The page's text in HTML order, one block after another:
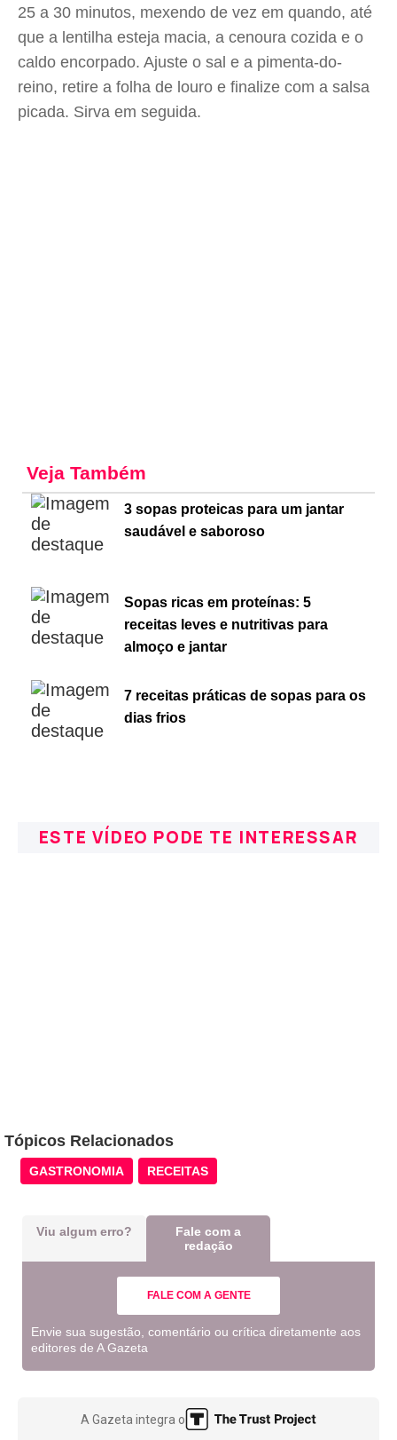
25 a 30 minutos, mexendo de vez em quando, até
que a lentilha esteja macia, a cenoura cozida e o
caldo encorpado. Ajuste o sal e a pimenta-do-
reino, retire a folha de louro e finalize com a salsa
picada. Sirva em seguida.
Veja Também
3 sopas proteicas para um jantar
saudável e saboroso
Sopas ricas em proteínas: 5
receitas leves e nutritivas para
almoço e jantar
7 receitas práticas de sopas para os
dias frios
ESTE VÍDEO PODE TE INTERESSAR
Tópicos Relacionados
GASTRONOMIA RECEITAS
Viu algum erro?
Fale com a
redação
FALE COM A GENTE
Envie sua sugestão, comentário ou crítica diretamente aos
editores de A Gazeta
A Gazeta integra o